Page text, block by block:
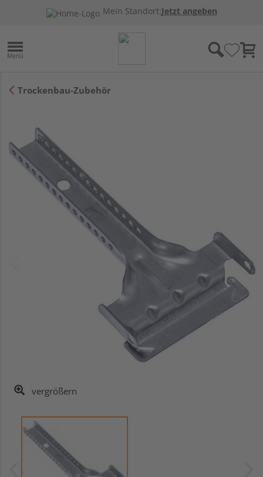
Mein Standort:Jetzt angeben
Trockenbau-Zubehör
vergrößern